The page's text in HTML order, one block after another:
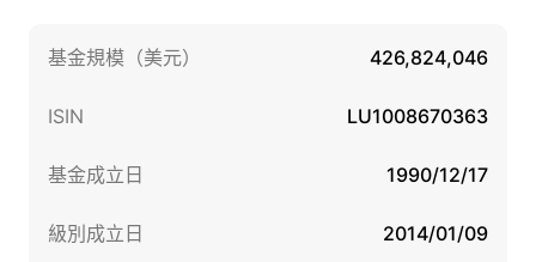
基金規模（美元） 426,824,046
ISIN LU1008670363
基金成立日 1990/12/17
級別成立日 2014/01/09